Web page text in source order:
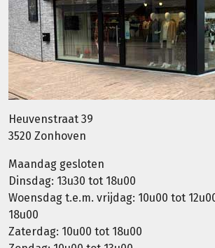
Heuvenstraat 39
3520 Zonhoven
Maandag gesloten
Dinsdag: 13u30 tot 18u00
Woensdag t.e.m. vrijdag: 10u00 tot
18u00
Zaterdag: 10u00 tot 18u00